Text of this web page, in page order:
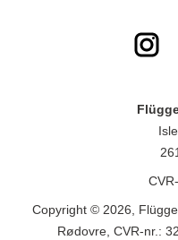
Copyright © 2026,
Rødovre, CVR-nr.: